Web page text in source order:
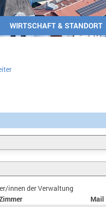
WIRTSCHAFT & STANDORT
innen der Verwaltung
Mail